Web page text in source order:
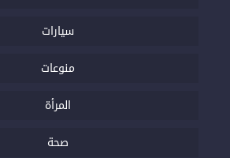
سيارات
منوعات
المرأة
صحة